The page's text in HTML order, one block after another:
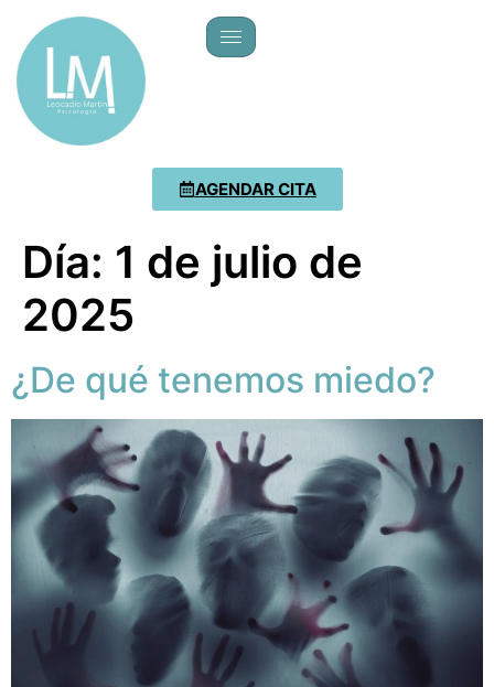
AGENDAR CITA
Día: 1 de julio de
2025
¿De qué tenemos miedo?